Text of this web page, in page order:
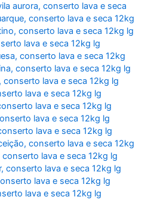
aurora,conserto lava e seca
,conserto lava e seca 12kg
,conserto lava e seca 12kg lg
lava e seca 12kg lg
,conserto lava e seca 12kg
,conserto lava e seca 12kg lg
,conserto lava e seca 12kg lg
lava e seca 12kg lg
lava e seca 12kg lg
lava e seca 12kg lg
lava e seca 12kg lg
,conserto lava e seca 12kg
conserto lava e seca 12kg lg
,conserto lava e seca 12kg lg
lava e seca 12kg lg
lava e seca 12kg lg